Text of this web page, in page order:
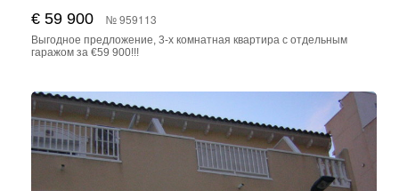
€ 59 900 № 959113
Выгодное предложение, 3-х комнатная квартира с отдельным
гаражом за €59 900!!!